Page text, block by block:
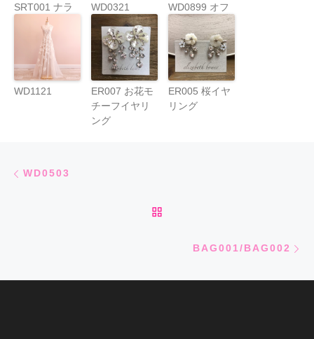
SRT001 ナラ
カミーチェメ
ンズシャツ
WD0321
WD0899 オフ
ショルマーメ
イド
WD1121
ER007 お花モ
チーフイヤリ
ング
ER005 桜イヤ
リング
Post navigation
WD0503
BAG001/BAG002